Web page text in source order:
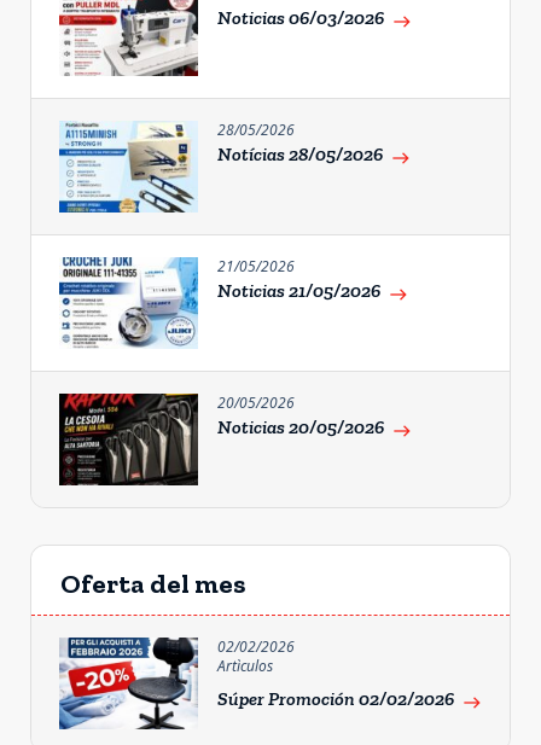
Noticias 06/03/2026 east
28/05/2026
Notícias 28/05/2026 east
21/05/2026
Noticias 21/05/2026 east
20/05/2026
Noticias 20/05/2026 east
Oferta del mes
02/02/2026
Artìculos
Súper Promoción 02/02/2026 east